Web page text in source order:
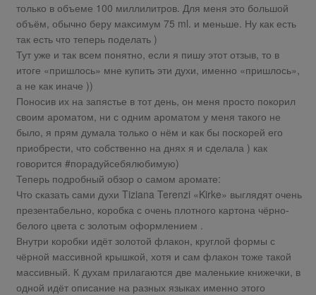
только в объеме 100 миллилитров. Для меня это большой
объём, обычно беру максимум 75 ml. и меньше. Ну как есть
так есть что теперь поделать )
Тут уже и так всем понятно, если я пишу этот отзыв, то в
итоге «пришлось» мне купить эти духи, именно «пришлось»,
а не как иначе ))
Поносив их на запястье в тот день, он меня просто покорил
своим ароматом, ни с одним ароматом у меня такого не
было, я прям думала только о нём и как бы поскорей его
приобрести, что собственно на днях я и сделала ) как
говорится #порадуйсебялюбимую)
Теперь подробный обзор о самом аромате:
Что сказать сами духи Tiziana Terenzi «Kirke» выглядят очень
презентабельно, коробка с очень плотного картона чёрно-
белого цвета с золотым оформлением .
Внутри коробки идёт золотой флакон, круглой формы с
чёрной массивной крышкой, хотя и сам флакон тоже такой
массивный. К духам прилагаются две маленькие книжечки, в
одной идёт описание на разных языках именно этого